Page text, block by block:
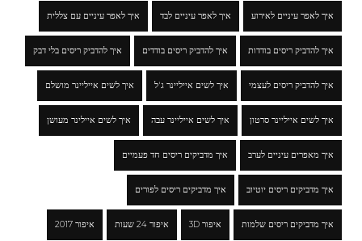
איך לאפר עיניים לאירוע איך לאפר עיניים לבד איך לאפר עיניים עם צללית
איך להדביק ריסים בודדות איך להדביק ריסים בודדים איך להדביק ריסים בלי דבק
איך להדביק ריסים לעצמי איך לשים אייליינר ג'ל איך לשים אייליינר מושלם
איך לשים אייליינר סרטון איך לשים אייליינר עבה איך לשים איילינר מעושן
איך מאפרים עיניים לערב איך מדביקים ריסים חד פעמיים
איך מדביקים ריסים יוטיוב איך מדביקים ריסים לפורים
איך מדביקים ריסים שלמות איפור 3D איפור 24 שעות איפור 2017